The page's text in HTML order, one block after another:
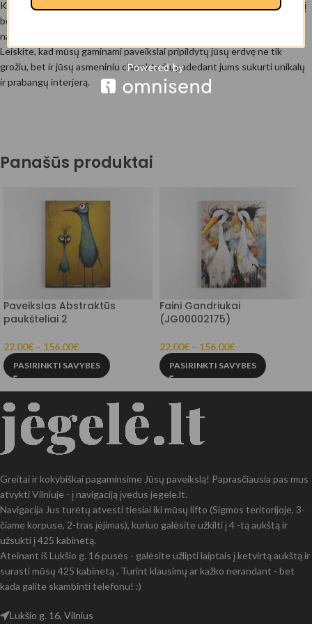
Kiekvienas paveikslas pagamintas su meile ir atspindi jūsų unikalų skonį
bei asmenybę, suteikdamas jūsų erdvei ypatingumo – pridėdamas jūsų
namams ar biurui ypatingą akcentą. Paveikslas gali būti ir puiki dovana!
Leiskite, kad mūsų gaminami paveikslai pripildytų jūsų erdvę ne tik
grožiu, bet ir jūsų asmeniniu charakteriu, padedant jums sukurti unikalų
ir prabangų interjerą.
Panašūs produktai
Paveikslas Abstraktūs
paukšteliai 2
22.00€ – 156.00€
PASIRINKTI SAVYBES
Faini Gandriukai
(JG00002175)
22.00€ – 156.00€
PASIRINKTI SAVYBES
Greitai ir kokybiškai pagaminsime Jūsų paveikslą! Paprasčiausia pas mus
atvykti Vilniuje - į navigaciją įvedus jegele.lt.
Navigacija Jus turėtų atvesti tiesiai iki mūsų lifto (Sigmos teritorijoje, 3-
čiame korpuse, 2-tras įėjimas), kuriuo galėsite užkilti į 4 -tą aukštą ir
užsukti į 425 kabinetą.
Ateinant iš Lukšio g. 16 pusės - galėsite užlipti laiptais į ketvirtą aukštą ir
surasti mūsų 425 kabinetą . Turint klausimų ar kažko nerandant - bet
kada galite skambinti telefonu! :)
Lukšio g. 16, Vilnius